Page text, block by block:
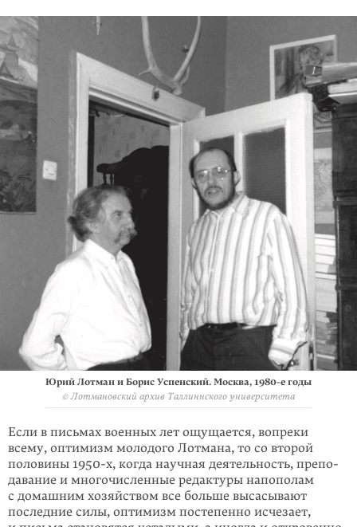
Юрий Лотман и Борис Успенский. Москва, 1980-е годы
© Лотмановский архив Таллиннского университета
Если в письмах военных лет ощущается, вопреки
всему, оптимизм молодого Лотмана, то со второй
половины 1950-х, когда научная деятельность, препо­
давание и многочисленные редактуры напополам
с домашним хозяйством все больше высасывают
последние силы, оптимизм постепенно исчезает,